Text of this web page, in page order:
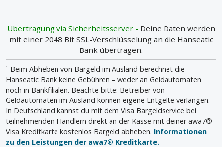
Übertragung via Sicherheitsserver - Deine Daten werden
mit einer 2048 Bit SSL-Verschlüsselung an die Hanseatic
Bank übertragen.
¹ Beim Abheben von Bargeld im Ausland berechnet die
Hanseatic Bank keine Gebühren – weder an Geldautomaten
noch in Bankfilialen. Beachte bitte: Betreiber von
Geldautomaten im Ausland können eigene Entgelte verlangen.
In Deutschland kannst du mit dem Visa Bargeldservice bei
teilnehmenden Händlern direkt an der Kasse mit deiner awa7®
Visa Kreditkarte kostenlos Bargeld abheben. Informationen
zu den Leistungen der awa7® Kreditkarte.